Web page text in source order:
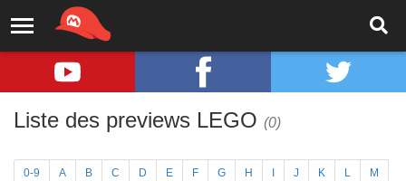
Liste des previews LEGO (0)
0-9 A B C D E F G H J K L M